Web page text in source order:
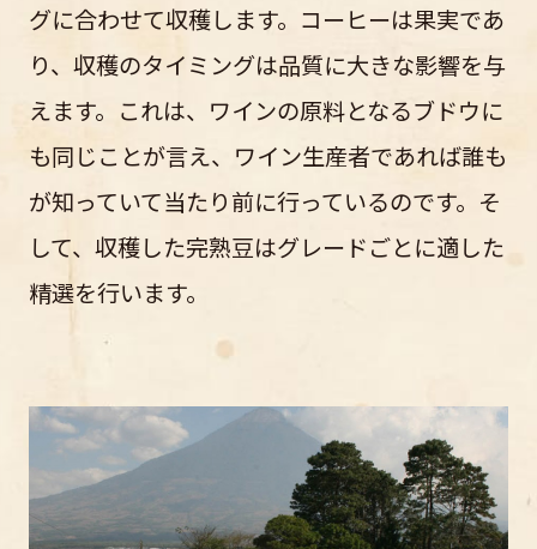
グに合わせて収穫します。コーヒーは果実であ
り、収穫のタイミングは品質に大きな影響を与
えます。これは、ワインの原料となるブドウに
も同じことが言え、ワイン生産者であれば誰も
が知っていて当たり前に行っているのです。そ
して、収穫した完熟豆はグレードごとに適した
精選を行います。